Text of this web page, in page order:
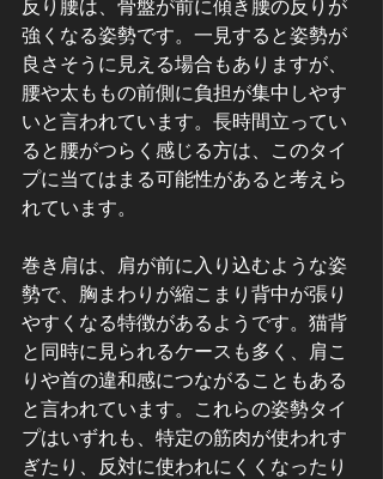
反り腰は、骨盤が前に傾き腰の反りが
強くなる姿勢です。一見すると姿勢が
良さそうに見える場合もありますが、
腰や太ももの前側に負担が集中しやす
いと言われています。長時間立ってい
ると腰がつらく感じる方は、このタイ
プに当てはまる可能性があると考えら
れています。
巻き肩は、肩が前に入り込むような姿
勢で、胸まわりが縮こまり背中が張り
やすくなる特徴があるようです。猫背
と同時に見られるケースも多く、肩こ
りや首の違和感につながることもある
と言われています。これらの姿勢タイ
プはいずれも、特定の筋肉が使われす
ぎたり、反対に使われにくくなったり